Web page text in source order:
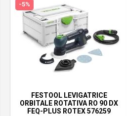
-5%
FESTOOL LEVIGATRICE
ORBITALE ROTATIVA RO 90 DX
FEQ-PLUS ROTEX 576259